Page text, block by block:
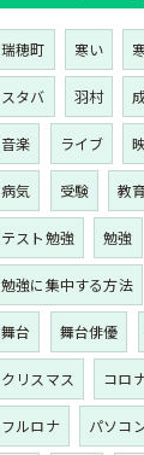
瑞穂町 寒い
スタバ 羽村
音楽 ライブ
病気 受験 教
テスト勉強 勉強
勉強に集中する方法
舞台 舞台俳優
クリスマス コロ
フルロナ パソコ